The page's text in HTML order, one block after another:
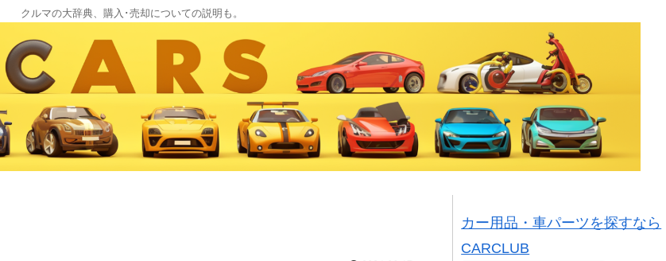
クルマの大辞典、購入･売却についての説明も。
カー用品・車パーツを探すなら
CARCLUB